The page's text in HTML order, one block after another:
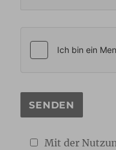
Mit der